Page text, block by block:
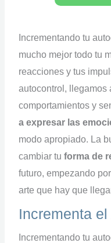
Incrementando tu
mucho mejor todo tu
reacciones y tus
autocontrol, llegamos
comportamientos y
a expresar las
modo apropiado. La
cambiar tu forma de
futuro, empezando
arte que hay que
Incrementa
Incrementando tu